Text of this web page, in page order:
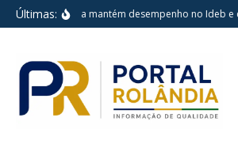
Ir para o conteúdo
Últimas:Londrina mantém desempenho no Ideb e